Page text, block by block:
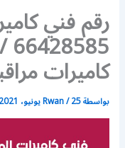
رقم فني
كاميرات
بواسطة Rwan/25 يونيو، 2021